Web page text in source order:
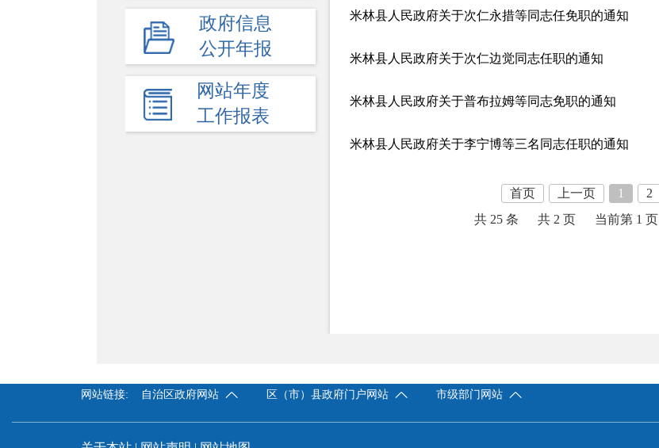
人事信息
应急管理
新闻发布会
热点回应
双公示
政府信息
公开年报
网站年度
工作报表
米林县人民政府关于次仁永措等同志任免职的通知
米林县人民政府关于次仁边觉同志任职的通知
米林县人民政府关于普布拉姆等同志免职的通知
米林县人民政府关于李宁博等三名同志任职的通知
首页 上一页 1 2
共 25 条
共 2 页 当前第 1 页
网站链接: 自治区政府网站 区（市）县政府门户网站 市级部门网站